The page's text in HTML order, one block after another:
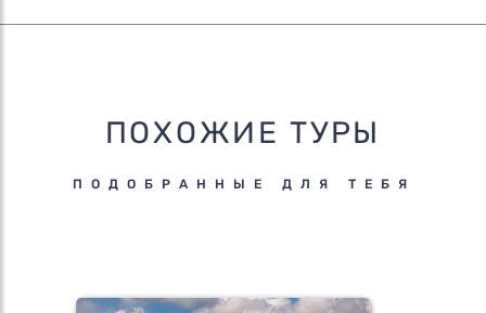
ПОХОЖИЕ ТУРЫ
ПОДОБРАННЫЕ ДЛЯ ТЕБЯ